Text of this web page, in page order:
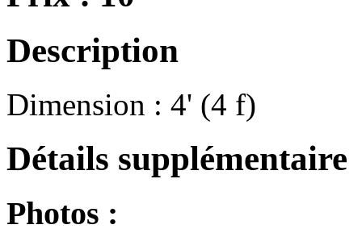
Description
Dimension : 4' (4 f)
Détails supplémentaire
Photos :